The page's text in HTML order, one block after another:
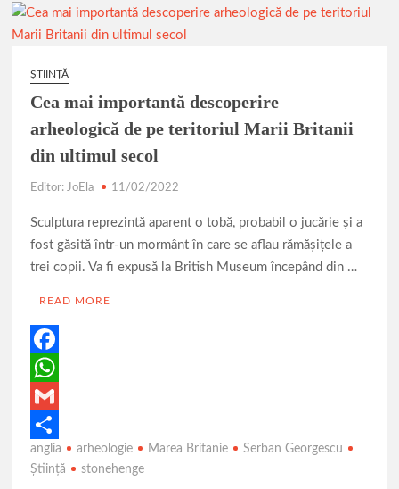
transfrontalier
JUDETUL GIURGIU 11.06.2026
Parcul de Aventură Comana 2026
Târgul Călugăreni
browser bazate pe Chromium
Povestea calendarului si Castelul de lut 2025
ȘTIINȚĂ
Cea mai importantă descoperire
arheologică de pe teritoriul Marii Britanii
din ultimul secol
Editor: JoEla 11/02/2022
Sculptura reprezintă aparent o tobă, probabil o jucărie și a
fost găsită într-un mormânt în care se aflau rămășițele a
trei copii. Va fi expusă la British Museum începând din …
READ MORE
F
a
c
e
W
h
a
G
m
P
anglia arheologie Marea Britanie
Serban Georgescu
Ştiinţă
stonehenge